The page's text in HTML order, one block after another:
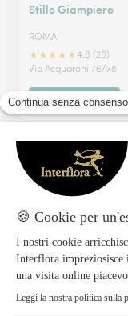
Stillo Giampiero
ROMA
★★★★★4.8 (28)
Via Acquaroni 76/78
Vedi il negozio
Orchidea Bleu Srl
POMEZIA